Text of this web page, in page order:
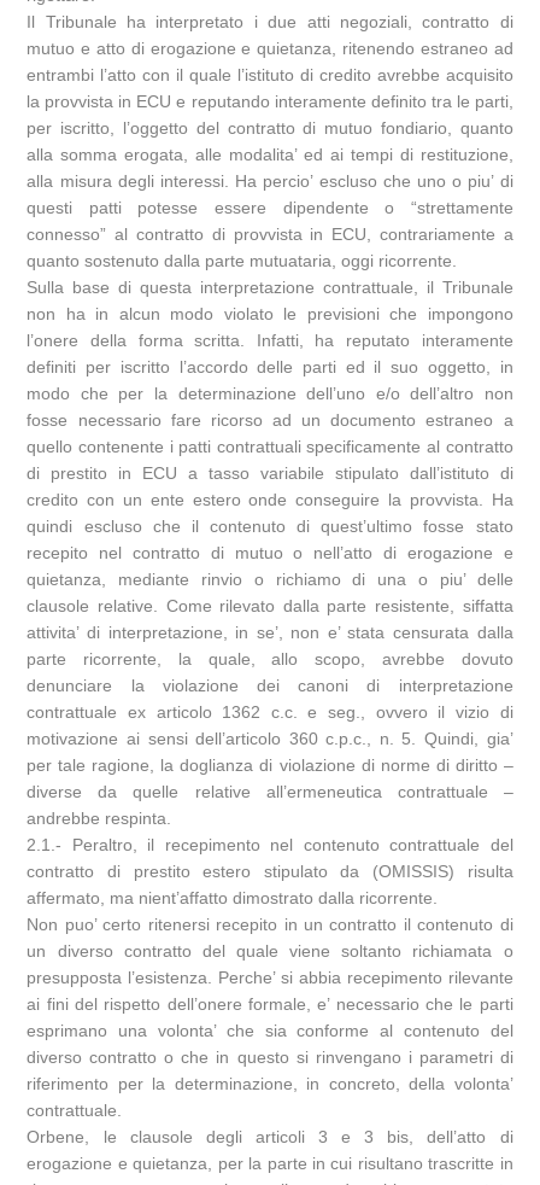
Il Tribunale ha interpretato i due atti negoziali, contratto di
mutuo e atto di erogazione e quietanza, ritenendo estraneo ad
entrambi l’atto con il quale l’istituto di credito avrebbe acquisito
la provvista in ECU e reputando interamente definito tra le parti,
per iscritto, l’oggetto del contratto di mutuo fondiario, quanto
alla somma erogata, alle modalita’ ed ai tempi di restituzione,
alla misura degli interessi. Ha percio’ escluso che uno o piu’ di
questi patti potesse essere dipendente o “strettamente
connesso” al contratto di provvista in ECU, contrariamente a
quanto sostenuto dalla parte mutuataria, oggi ricorrente.
Sulla base di questa interpretazione contrattuale, il Tribunale
non ha in alcun modo violato le previsioni che impongono
l’onere della forma scritta. Infatti, ha reputato interamente
definiti per iscritto l’accordo delle parti ed il suo oggetto, in
modo che per la determinazione dell’uno e/o dell’altro non
fosse necessario fare ricorso ad un documento estraneo a
quello contenente i patti contrattuali specificamente al contratto
di prestito in ECU a tasso variabile stipulato dall’istituto di
credito con un ente estero onde conseguire la provvista. Ha
quindi escluso che il contenuto di quest’ultimo fosse stato
recepito nel contratto di mutuo o nell’atto di erogazione e
quietanza, mediante rinvio o richiamo di una o piu’ delle
clausole relative. Come rilevato dalla parte resistente, siffatta
attivita’ di interpretazione, in se’, non e’ stata censurata dalla
parte ricorrente, la quale, allo scopo, avrebbe dovuto
denunciare la violazione dei canoni di interpretazione
contrattuale ex articolo 1362 c.c. e seg., ovvero il vizio di
motivazione ai sensi dell’articolo 360 c.p.c., n. 5. Quindi, gia’
per tale ragione, la doglianza di violazione di norme di diritto –
diverse da quelle relative all’ermeneutica contrattuale –
andrebbe respinta.
2.1.- Peraltro, il recepimento nel contenuto contrattuale del
contratto di prestito estero stipulato da (OMISSIS) risulta
affermato, ma nient’affatto dimostrato dalla ricorrente.
Non puo’ certo ritenersi recepito in un contratto il contenuto di
un diverso contratto del quale viene soltanto richiamata o
presupposta l’esistenza. Perche’ si abbia recepimento rilevante
ai fini del rispetto dell’onere formale, e’ necessario che le parti
esprimano una volonta’ che sia conforme al contenuto del
diverso contratto o che in questo si rinvengano i parametri di
riferimento per la determinazione, in concreto, della volonta’
contrattuale.
Orbene, le clausole degli articoli 3 e 3 bis, dell’atto di
erogazione e quietanza, per la parte in cui risultano trascritte in